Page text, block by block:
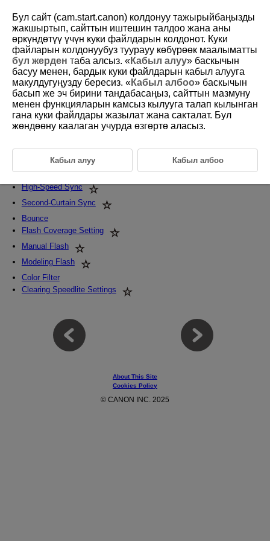
D328-015
Advanced Flash Photography
This chapter describes advanced shooting methods using Speedlite
features.
Caution
Flash Exposure Compensation
FE Lock
High-Speed Sync
Second-Curtain Sync
Bounce
Flash Coverage Setting
Manual Flash
Modeling Flash
Color Filter
Clearing Speedlite Settings
About This Site
Cookies Policy
© CANON INC. 2025
Бул сайт (cam.start.canon) колдонуу тажырыйбаңызды
жакшыртып, сайттын иштешин талдоо жана аны
өркүндөтүү үчүн куки файлдарын колдонот. Куки
файларын колдонуубуз туурауу көбүрөөк маалыматты
бул жерден таба алсыз. «Кабыл алуу» баскычын
басуу менен, бардык куки файлдарын кабыл алууга
макулдугуңузду бересиз. «Кабыл албоо» баскычын
басып же эч бирини тандабасаңыз, сайттын мазмуну
менен функцияларын камсыз кылууга талап кылынган
гана куки файлдары жазылат жана сакталат. Бул
жөндөөну каалаган учурда өзгөртө аласыз.
Кабыл алуу Кабыл албоо